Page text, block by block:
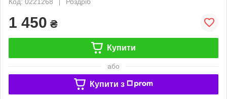
1 450 ₴
Купити
або
Купити з